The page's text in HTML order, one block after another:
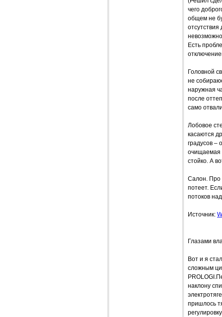
чего
общем не
отсутствия
Есть
Головной
не
наружная
после
само
Лобовое
касаются
градусов –
очищаемая
стойко. А
Салон. Про
потеет.
потоков
Источник:
Глазами
Вот и я
сложным
наклону
пришлось